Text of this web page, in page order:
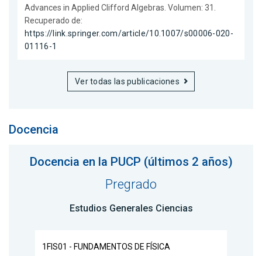
Advances in Applied Clifford Algebras. Volumen: 31.
Recuperado de:
https://link.springer.com/article/10.1007/s00006-020-
01116-1
Ver todas las publicaciones
Docencia
Docencia en la PUCP (últimos 2 años)
Pregrado
Estudios Generales Ciencias
1FIS01 - FUNDAMENTOS DE FÍSICA